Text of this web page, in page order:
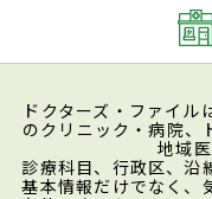
ドクターズ・ファイ
のクリニック・病院、
地域
診療科目、行政区、沿
基本情報だけでなく、